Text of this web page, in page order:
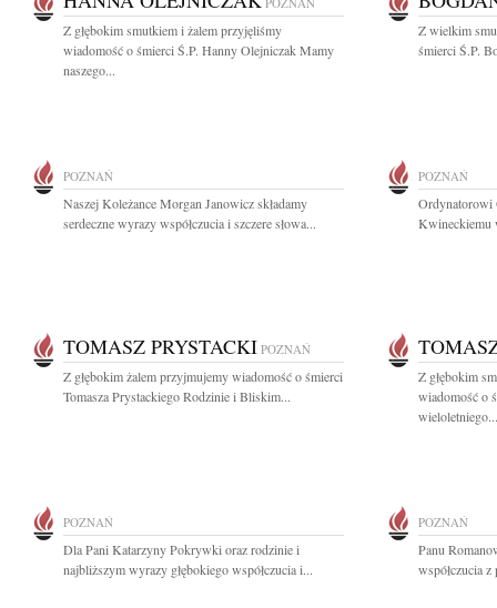
Z głębokim smutkiem i żalem przyjęliśmy
wiadomość o śmierci Ś.P. Hanny Olejniczak Mamy
naszego...
Z wielkim
śmierci Ś.P.
POZNAŃ
Naszej Koleżance Morgan Janowicz składamy
serdeczne wyrazy współczucia i szczere słowa...
POZNAŃ
Ordynatorowi
Kwineckiemu
TOMASZ PRYSTACKI POZNAŃ
Z głębokim żalem przyjmujemy wiadomość o śmierci
Tomasza Prystackiego Rodzinie i Bliskim...
Z głębokim
wiadomość o
wieloletniego...
POZNAŃ
Dla Pani Katarzyny Pokrywki oraz rodzinie i
najbliższym wyrazy głębokiego współczucia i...
POZNAŃ
Panu
współczucia